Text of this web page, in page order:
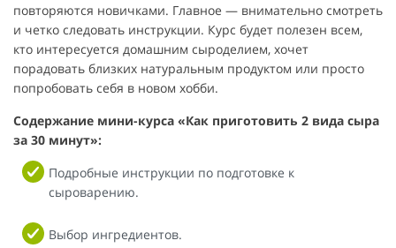
повторяются новичками. Главное — внимательно смотреть
и четко следовать инструкции. Курс будет полезен всем,
кто интересуется домашним сыроделием, хочет
порадовать близких натуральным продуктом или просто
попробовать себя в новом хобби.
Содержание мини-курса «Как приготовить 2 вида сыра
за 30 минут»:
Подробные инструкции по подготовке к
сыроварению.
Выбор ингредиентов.